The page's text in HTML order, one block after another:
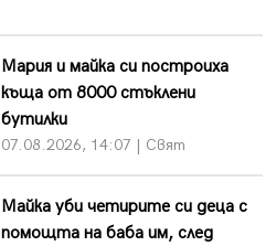
Мария и майка си построиха
къща от 8000 стъклени
бутилки
07.08.2026, 14:07 | Свят
Майка уби четирите си деца с
помощта на баба им, след